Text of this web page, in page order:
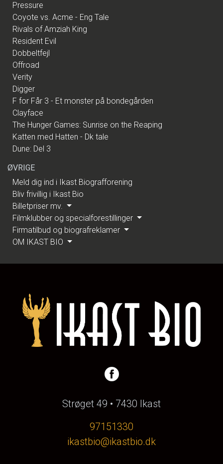
Pressure
Coyote vs. Acme - Eng Tale
Rivals of Amziah King
Resident Evil
Dobbeltfejl
Offroad
Verity
Digger
F for Får 3 - Et monster på bondegården
Clayface
The Hunger Games: Sunrise on the Reaping
Katten med Hatten - Dk tale
Dune: Del 3
ØVRIGE
Meld dig ind i Ikast Biografforening
Bliv frivillig i Ikast Bio
Billetpriser mv.
Filmklubber og specialforestillinger
Firmatilbud og biografreklamer
OM IKAST BIO
Strøget 49 • 7430 Ikast
97151330
ikastbio@ikastbio.dk